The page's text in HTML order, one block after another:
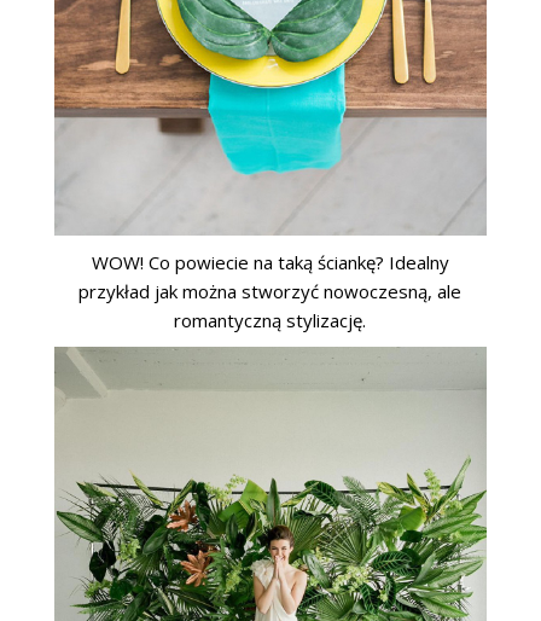
WOW! Co powiecie na taką ściankę? Idealny
przykład jak można stworzyć nowoczesną, ale
romantyczną stylizację.